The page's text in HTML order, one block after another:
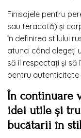
Finisajele pentru
sau teracotă) și
în definirea stilului
atunci când alegeți
să îl respectați și să
pentru autenticitate
În continuare
idei utile și
bucătarii în